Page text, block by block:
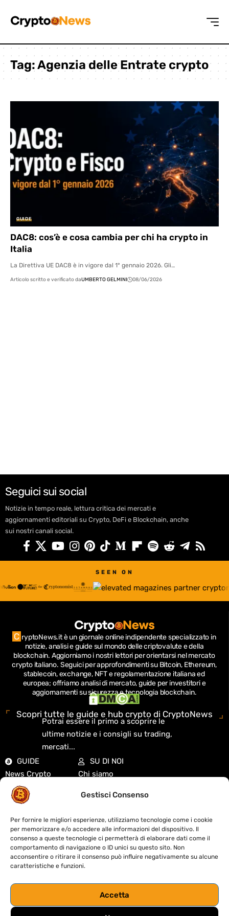
Gestisci Consenso
Per fornire le migliori esperienze, utilizziamo tecnologie come i cookie
per memorizzare e/o accedere alle informazioni del dispositivo. Il
consenso a queste tecnologie ci permetterà di elaborare dati come il
comportamento di navigazione o ID unici su questo sito. Non
acconsentire o ritirare il consenso può influire negativamente su alcune
caratteristiche e funzioni.
Accetta
Tag:Agenzia delle Entrate crypto
GUIDE
DAC8: cos’è e cosa cambia per chi ha crypto in
Italia
La Direttiva UE DAC8 è in vigore dal 1° gennaio 2026. Gli…
Articolo scritto e verificato daUMBERTO GELMINI 08/06/2026
Seguici sui social
Notizie in tempo reale, lettura critica dei mercati e
aggiornamenti editoriali su Crypto, DeFi e Blockchain, anche
sui nostri canali social.
SEEN ON
C ryptoNews.it è un giornale online indipendente specializzato in
notizie, analisi e guide sul mondo delle criptovalute e della
blockchain. Aggiorniamo i nostri lettori per orientarsi nel mercato
crypto italiano. Seguici per approfondimenti su Bitcoin, Ethereum,
stablecoin, exchange, NFT e regolamentazione italiana ed
europea; offriamo analisi di mercato, guide per investitori e
aggiornamenti su sicurezza e tecnologia blockchain.
Scopri tutte le guide e hub crypto di CryptoNews
Potrai essere il primo a scoprire le
ultime notizie e i consigli su trading,
mercati...
GUIDE
News Crypto
Analisi di mercato
Guide Crypto
Mercati e quotazioni
DeFi e Web3
Didattica
Biografie Crypto
SU DI NOI
Chi siamo
Cookie Policy
Disclaimer
Contatti
Fact-Checking
Sitemap
Strumenti&Risorse